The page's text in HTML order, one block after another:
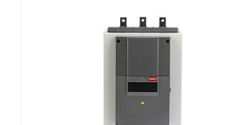
В корзину
Под заказ